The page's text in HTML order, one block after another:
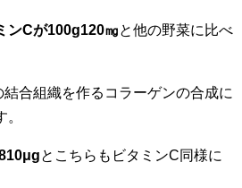
ンCが100g120㎎と他の野菜に比べ
合組織を作るコラーゲンの合成に
とこちらもビタミンC同様に